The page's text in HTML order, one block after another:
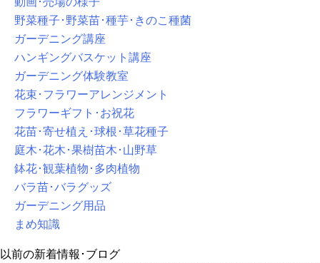
野菜種子･野菜苗･種芋･きのこ種菌
ガーデニング講座
ハンギングバスケット講座
ガーデニング体験教室
花束･フラワーアレンジメント
フラワーギフト･お祝花
花苗･寄せ植え･球根･草花種子
庭木･花木･果樹苗木･山野草
鉢花･観葉植物･多肉植物
バラ苗･バラグッズ
ガーデニング用品
まめ知識
以前の新着情報･ブログ